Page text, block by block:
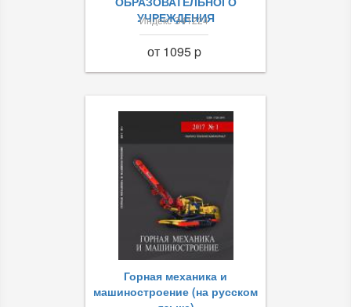
УЧРЕЖДЕНИЯ
Индекс Э41224
от 1095 p
Горная механика и
машиностроение (на русском